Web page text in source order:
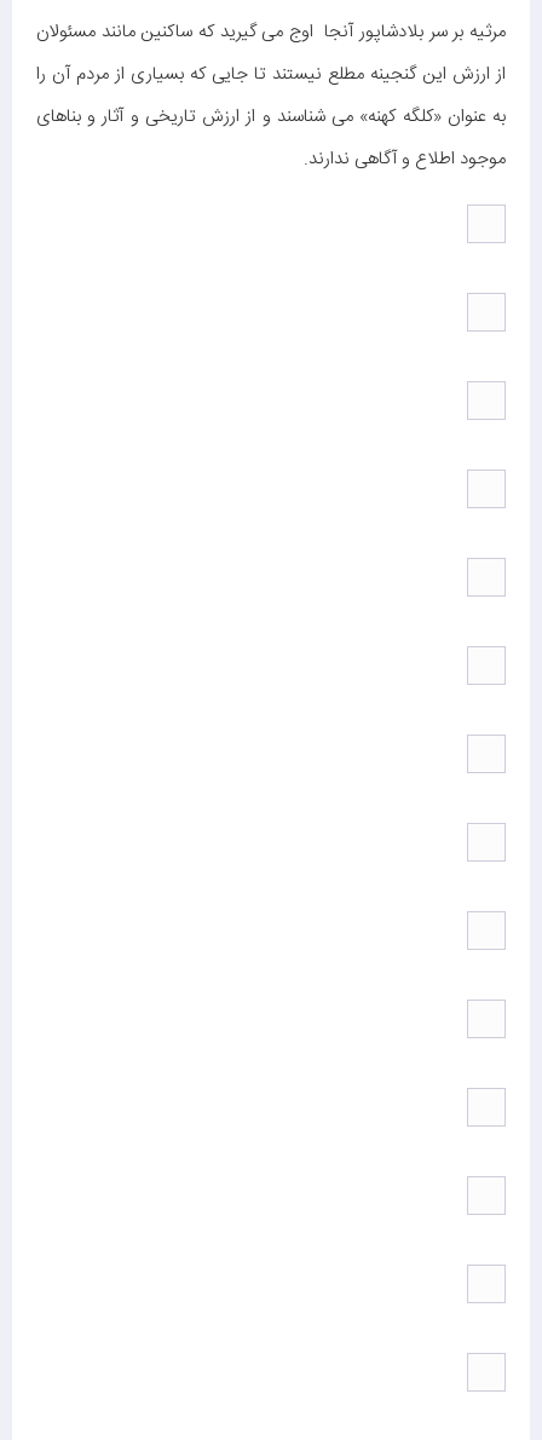
مرثیه بر سر بلادشاپور آنجا اوج می گیرید که ساکنین مانند مسئولان
از ارزش این گنجینه مطلع نیستند تا جایی که بسیاری از مردم آن را
به عنوان «کلگه کهنه» می شناسند و از ارزش تاریخی و آثار و بناهای
موجود اطلاع و آگاهی ندارند.